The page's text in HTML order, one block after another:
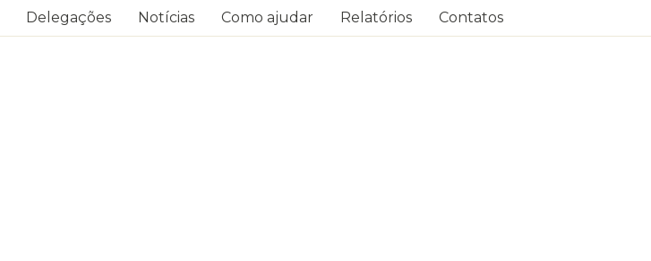
Delegações Notícias Como ajudar Relatórios Contatos